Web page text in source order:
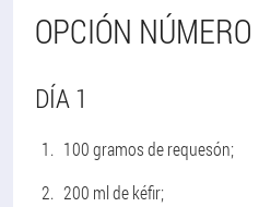
OPCIÓN NÚMERO
DÍA 1
100 gramos de requesón;
200 ml de kéfir;